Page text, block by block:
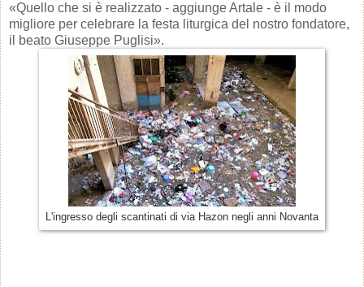
«Quello che si è realizzato - aggiunge Artale - è il modo
migliore per celebrare la festa liturgica del nostro fondatore,
il beato Giuseppe Puglisi».
L'ingresso degli scantinati di via Hazon negli anni Novanta